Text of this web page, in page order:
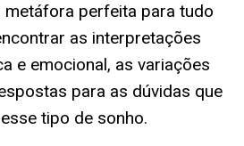
metáfora perfeita para tudo
as interpretações
e emocional, as variações
para as dúvidas que
tipo de sonho.